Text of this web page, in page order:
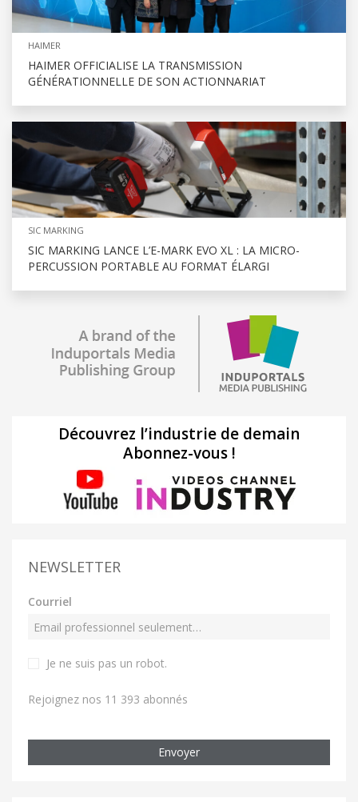
HAIMER
HAIMER OFFICIALISE LA TRANSMISSION
GÉNÉRATIONNELLE DE SON ACTIONNARIAT
SIC MARKING
SIC MARKING LANCE L’E-MARK EVO XL : LA MICRO-
PERCUSSION PORTABLE AU FORMAT ÉLARGI
Découvrez l’industrie de demain
Abonnez-vous !
NEWSLETTER
Courriel
Je ne suis pas un robot.
Rejoignez nos 11 393 abonnés
Envoyer